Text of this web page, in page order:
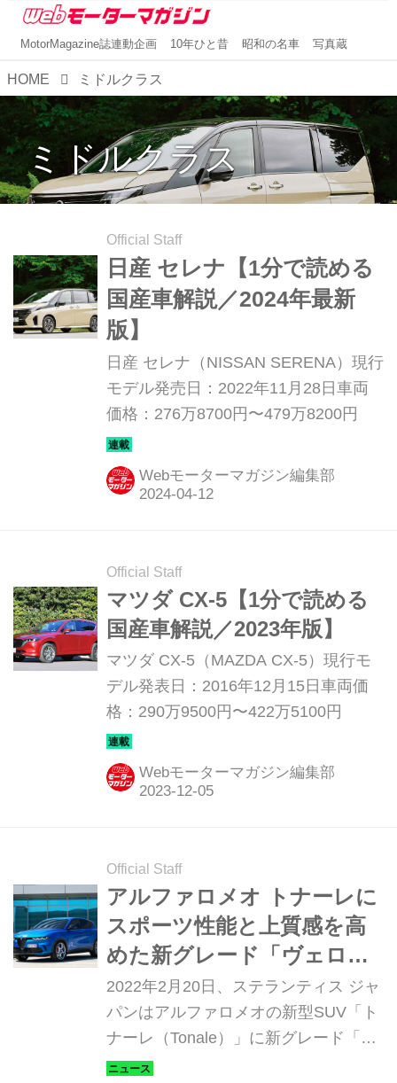
MotorMagazine誌連動企画 10年ひと昔 昭和の名車 写真蔵
HOME ミドルクラス
ミドルクラス
Official Staff
日産 セレナ【1分で読める
国産車解説／2024年最新
版】
日産 セレナ（NISSAN SERENA）現行
モデル発売日：2022年11月28日車両
価格：276万8700円〜479万8200円
Webモーターマガジン編集部
Official Staff
マツダ CX-5【1分で読める
国産車解説／2023年版】
マツダ CX-5（MAZDA CX-5）現行モ
デル発表日：2016年12月15日車両価
格：290万9500円〜422万5100円
Webモーターマガジン編集部
Official Staff
アルファロメオ トナーレに
スポーツ性能と上質感を高
めた新グレード「ヴェロー
チェ」を追加
2022年2月20日、ステランティス ジャ
パンはアルファロメオの新型SUV「ト
ナーレ（Tonale）」に新グレード「ヴ
ェローチェ（Veloce）」を追加設定